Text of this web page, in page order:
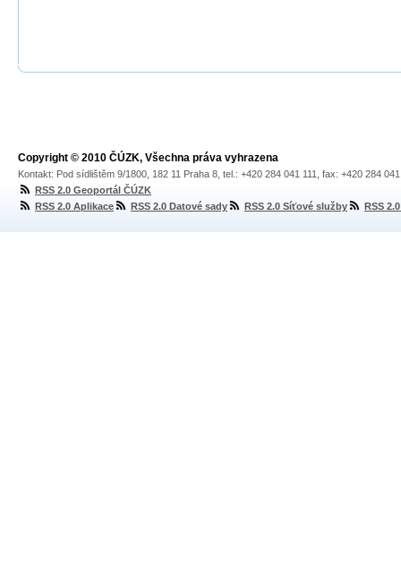
Copyright © 2010 ČÚZK, Všechna práva vyhrazena
Kontakt: Pod sídlištěm 9/1800, 182 11 Praha 8, tel.: +420 284 041 111, fax: +420 284
RSS 2.0 Geoportál ČÚZK
RSS 2.0 Aplikace
RSS 2.0 Datové sady RSS 2.0 Síťové služby RSS